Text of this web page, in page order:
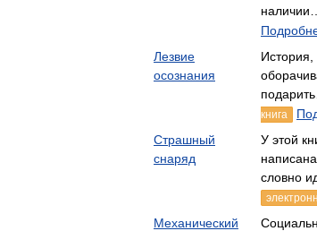
Лезвие
осознания
книга
Страшный
снаряд
У этой
словно
Механический